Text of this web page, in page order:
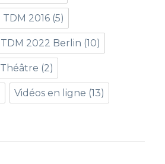
TDM 2016 (5)
TDM 2022 Berlin (10)
Théâtre (2)
Vidéos en ligne (13)